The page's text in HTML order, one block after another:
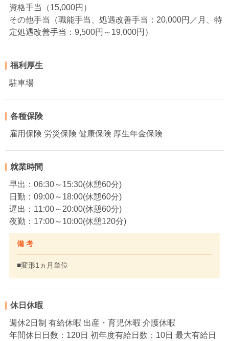
資格手当（15,000円）
その他手当（職能手当、処遇改善手当：20,000円／月、特
定処遇改善手当：9,500円～19,000円）
福利厚生
駐車場
各種保険
雇用保険 労災保険 健康保険 厚生年金保険
就業時間
早出：06:30～15:30(休憩60分)
日勤：09:00～18:00(休憩60分)
遅出：11:00～20:00(休憩60分)
夜勤：17:00～10:00(休憩120分)
備 考
■変形1ヵ月単位
休日休暇
週休2日制 有給休暇 出産・育児休暇 介護休暇
年間休日日数：120日 初年度有給日数：10日 最大有給日